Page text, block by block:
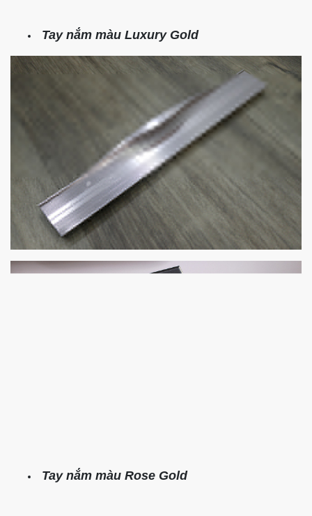
Tay nắm màu Luxury Gold
Tay nắm màu Rose Gold